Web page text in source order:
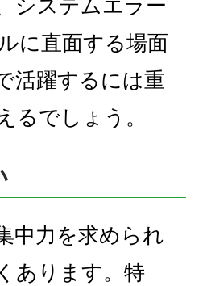
システムエラー
に直面する場面
活躍するには重
るでしょう。
中力を求められ
あります。特